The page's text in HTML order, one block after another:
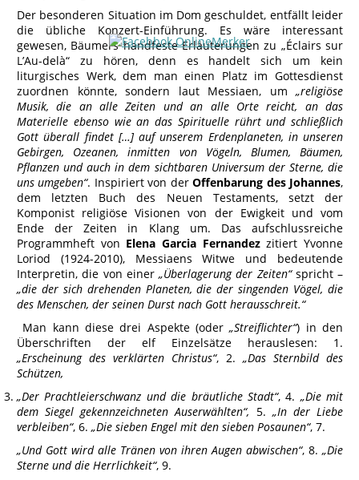
Der besonderen Situation im Dom geschuldet, entfällt leider
die übliche Konzert-Einführung. Es wäre interessant
gewesen, Bäumers handfeste Erläuterungen zu „Éclairs sur
L’Au-delà“ zu hören, denn es handelt sich um kein
liturgisches Werk, dem man einen Platz im Gottesdienst
zuordnen könnte, sondern laut Messiaen, um „religiöse
Musik, die an alle Zeiten und an alle Orte reicht, an das
Materielle ebenso wie an das Spirituelle rührt und schließlich
Gott überall findet […] auf unserem Erdenplaneten, in unseren
Gebirgen, Ozeanen, inmitten von Vögeln, Blumen, Bäumen,
Pflanzen und auch in dem sichtbaren Universum der Sterne, die
uns umgeben“. Inspiriert von derOffenbarung des Johannes,
dem letzten Buch des Neuen Testaments, setzt der
Komponist religiöse Visionen von der Ewigkeit und vom
Ende der Zeiten in Klang um. Das aufschlussreiche
Programmheft von Elena Garcia Fernandezzitiert Yvonne
Loriod (1924-2010), Messiaens Witwe und bedeutende
Interpretin, die von einer„Überlagerung der Zeiten“ spricht –
„die der sich drehenden Planeten, die der singenden Vögel, die
des Menschen, der seinen Durst nach Gott herausschreit.“
Man kann diese drei Aspekte (oder„Streiflichter“) in den
Überschriften der elf Einzelsätze herauslesen: 1.
„Erscheinung des verklärten Christus“, 2. „Das Sternbild des
Schützen,
„Der Prachtleierschwanz und die bräutliche Stadt“, 4. „Die mit
dem Siegel gekennzeichneten Auserwählten“, 5. „In der Liebe
verbleiben“, 6. „Die sieben Engel mit den sieben Posaunen“, 7.
„Und Gott wird alle Tränen von ihren Augen abwischen“, 8. „Die
Sterne und die Herrlichkeit“, 9.